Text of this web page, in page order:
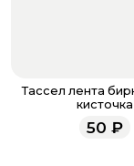
Тассел лента
кисточка
50 ₽